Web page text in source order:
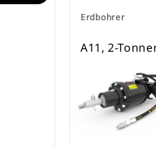
Erdbohrer
A11, 2-